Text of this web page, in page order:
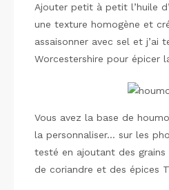
Ajouter petit à petit l’huile
une texture homogène et
assaisonner avec sel et j’ai
Worcestershire pour épicer
Vous avez la base de
la personnaliser… sur les
testé en ajoutant des
de coriandre et des épices